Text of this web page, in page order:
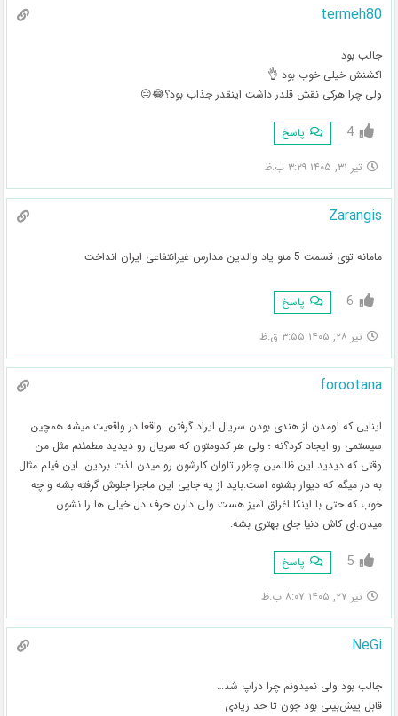
termeh80
جالب بود
اکشنش خیلی خوب بود 👌
ولی چرا هرکی نقش قلدر داشت اینقدر جذاب بود؟😂😑
4 پاسخ
تیر ۳۱, ۱۴۰۵ ۳:۲۹ ب.ظ
Zarangis
مامانه توی قسمت 5 منو یاد والدین مدارس غیرانتفاعی ایران انداخت
6 پاسخ
تیر ۲۸, ۱۴۰۵ ۳:۵۵ ق.ظ
forootana
اینایی که اومدن از هندی بودن سریال ایراد گرفتن .واقعا در واقعیت میشه همچین
سیستمی رو ایجاد کرد؟نه ؛ ولی هر کدومتون که سریال رو دیدید مطمئنم مثل من
وقتی که دیدید این ظالمین چطور تاوان کارشون رو میدن لذت بردین .این فیلم مثال
به در میگم که دیوار بشنوه است.باید از یه جایی این ماجرا جلوش گرفته بشه و چه
خوب که حتی با اینکا اغراق آمیز هست ولی دارن حرف دل خیلی ها را نشون
میدن.ای کاش دنیا جای بهتری بشه.
5 پاسخ
تیر ۲۷, ۱۴۰۵ ۸:۰۷ ب.ظ
NeGi
جالب بود ولی نمیدونم چرا دراپ شد…
قابل پیش‌بینی بود چون تا حد زیادی